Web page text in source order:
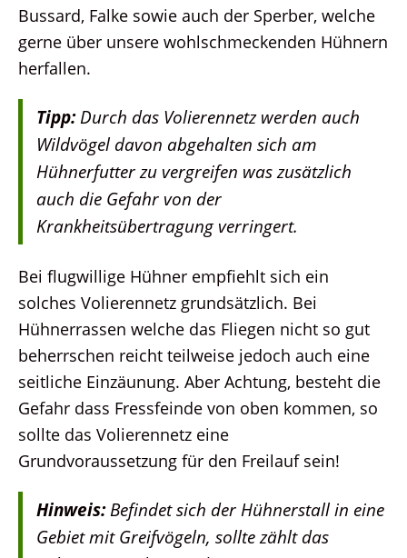
Bussard, Falke sowie auch der Sperber, welche
gerne über unsere wohlschmeckenden Hühnern
herfallen.
Tipp:Durch das Volierennetz werden auch
Wildvögel davon abgehalten sich am
Hühnerfutter zu vergreifen was zusätzlich
auch die Gefahr von der
Krankheitsübertragung verringert.
Bei flugwillige Hühner empfiehlt sich ein
solches Volierennetz grundsätzlich. Bei
Hühnerrassen welche das Fliegen nicht so gut
beherrschen reicht teilweise jedoch auch eine
seitliche Einzäunung. Aber Achtung, besteht die
Gefahr dass Fressfeinde von oben kommen, so
sollte das Volierennetz eine
Grundvoraussetzung für den Freilauf sein!
Hinweis:Befindet sich der Hühnerstall in eine
Gebiet mit Greifvögeln, sollte zählt das